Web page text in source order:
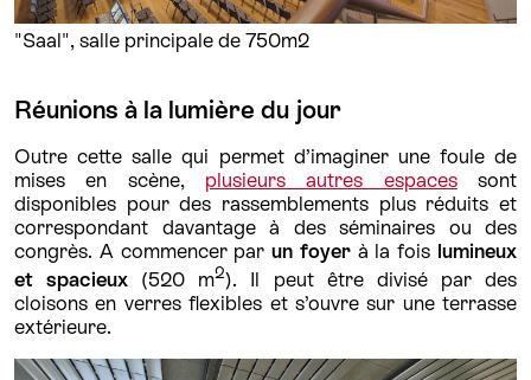
"Saal", salle principale de 750m2
Réunions à la lumière du jour
Outre cette salle qui permet d’imaginer une foule de
mises en scène, plusieurs autres espacessont
disponibles pour des rassemblements plus réduits et
correspondant davantage à des séminaires ou des
congrès. A commencer parun foyerà la fois lumineux
et spacieux (520 m2). Il peut être divisé par des
cloisons en verres flexibles et s’ouvre sur une terrasse
extérieure.